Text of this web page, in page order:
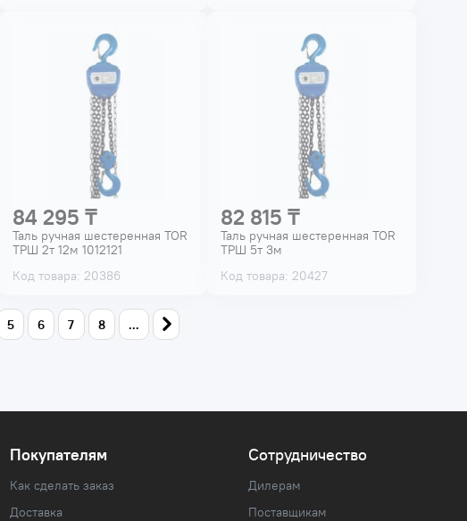
84 295 ₸
Таль ручная шестеренная TOR
ТРШ 2т 12м 1012121
Код товара: 20386
82 815 ₸
Таль ручная шестеренная TOR
ТРШ 5т 3м
Код товара: 20427
5 6 7 8 ...
Покупателям
Как сделать заказ
Доставка
Сотрудничество
Дилерам
Поставщикам